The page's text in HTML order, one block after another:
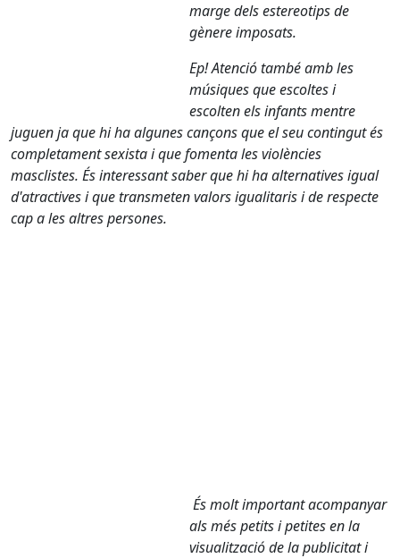
marge dels estereotips de
gènere imposats.
Ep! Atenció també amb les
músiques que escoltes i
escolten els infants mentre
juguen ja que hi ha algunes cançons que el seu contingut és
completament sexista i que fomenta les violències
masclistes. És interessant saber que hi ha alternatives igual
d'atractives i que transmeten valors igualitaris i de respecte
cap a les altres persones.
És molt important acompanyar
als més petits i petites en la
visualització de la publicitat i